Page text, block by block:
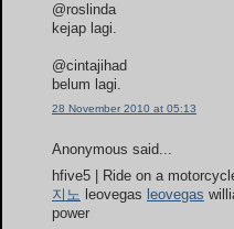
@roslinda
kejap lagi.
@cintajihad
belum lagi.
28 November 2010 at 05:13
Anonymous said...
hfive5 | Ride on a
지노 leovegas leovegas
power